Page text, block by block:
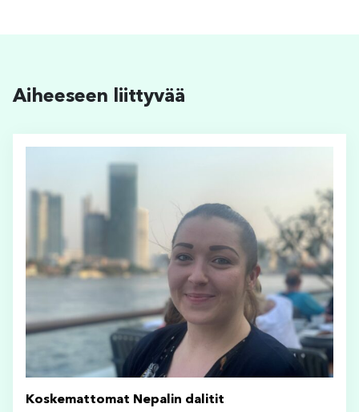
Aiheeseen liittyvää
Koskemattomat Nepalin dalitit